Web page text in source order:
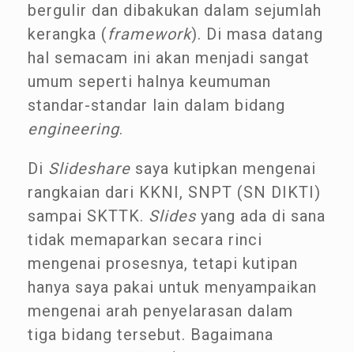
bergulir dan dibakukan dalam sejumlah
kerangka (framework). Di masa datang
hal semacam ini akan menjadi sangat
umum seperti halnya keumuman
standar-standar lain dalam bidang
engineering.
Di Slideshare saya kutipkan mengenai
rangkaian dari KKNI, SNPT (SN DIKTI)
sampai SKTTK. Slides yang ada di sana
tidak memaparkan secara rinci
mengenai prosesnya, tetapi kutipan
hanya saya pakai untuk menyampaikan
mengenai arah penyelarasan dalam
tiga bidang tersebut. Bagaimana